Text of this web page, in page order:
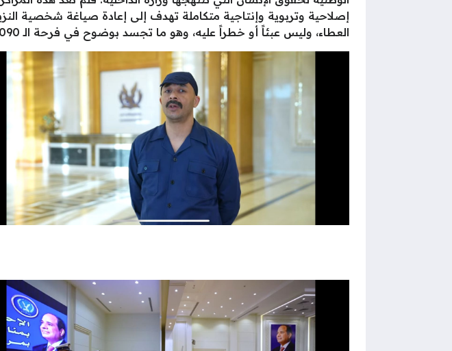
إصلاحية وتربوية وإنتاجية متكاملة تهدف إلى إعادة صياغة شخصية
العطاء، وليس عبئاً أو خطراً عليه، وهو ما تجسد بوضوح في فرحة الـ 1090 مواطناً الذين عبروا اليوم جسر الأمل نحو غد أفضل وأكثر إشراقاً.